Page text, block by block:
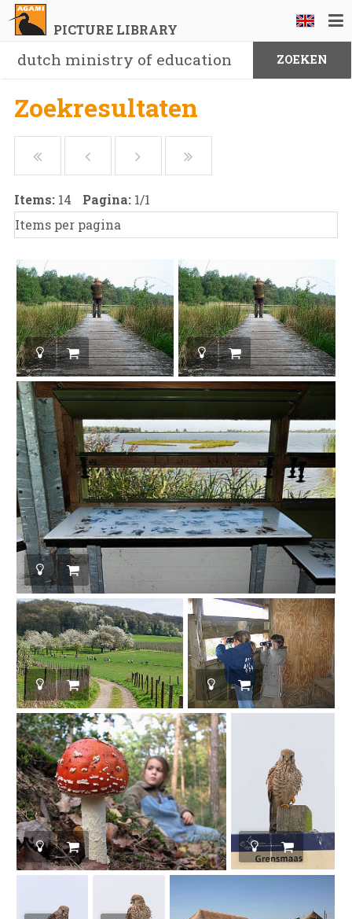
PICTURE LIBRARY
Zoekresultaten
Items: 14 Pagina: 1/1